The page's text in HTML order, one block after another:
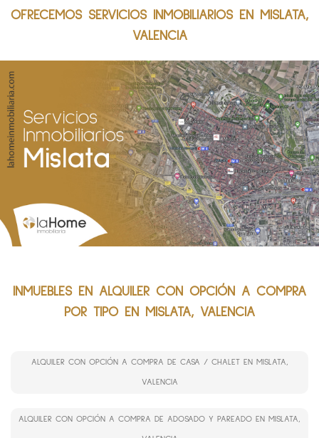
OFRECEMOS SERVICIOS INMOBILIARIOS EN MISLATA,
VALENCIA
INMUEBLES EN ALQUILER CON OPCIÓN A COMPRA
POR TIPO EN MISLATA, VALENCIA
ALQUILER CON OPCIÓN A COMPRA DE CASA / CHALET EN MISLATA,
VALENCIA
ALQUILER CON OPCIÓN A COMPRA DE ADOSADO Y PAREADO EN MISLATA,